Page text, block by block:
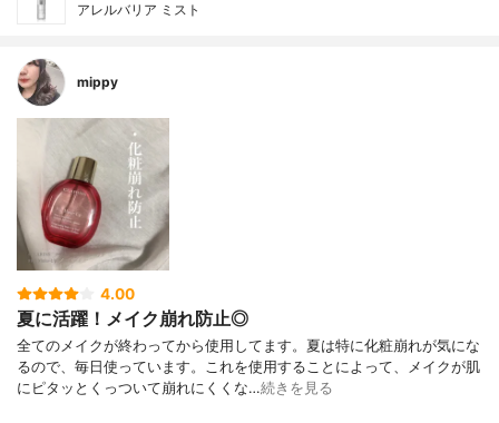
アレルバリア ミスト
mippy
4.00
夏に活躍！メイク崩れ防止◎
全てのメイクが終わってから使用してます。夏は特に化粧崩れが気にな
るので、毎日使っています。これを使用することによって、メイクが肌
にピタッとくっついて崩れにくくな…続きを見る